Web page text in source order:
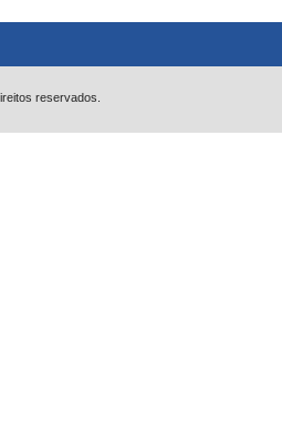
reservados.